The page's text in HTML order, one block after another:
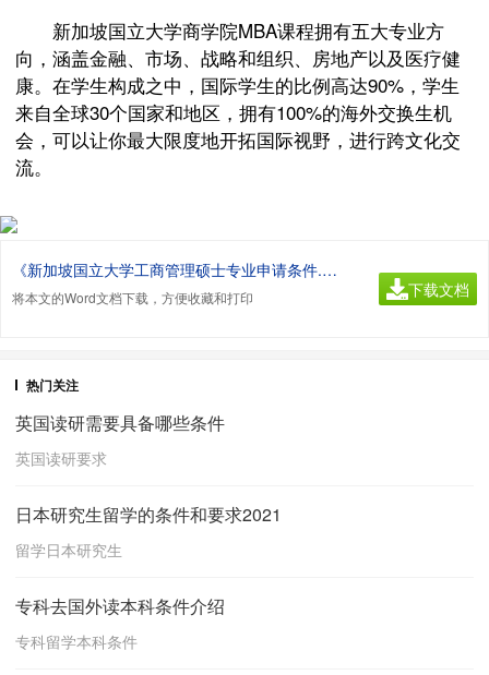
新加坡国立大学商学院MBA课程拥有五大专业方
向，涵盖金融、市场、战略和组织、房地产以及医疗健
康。在学生构成之中，国际学生的比例高达90%，学生
来自全球30个国家和地区，拥有100%的海外交换生机
会，可以让你最大限度地开拓国际视野，进行跨文化交
流。
《新加坡国立大学工商管理硕士专业申请条件.doc》
将本文的Word文档下载，方便收藏和打印 下载文档
热门关注
英国读研需要具备哪些条件
英国读研要求
日本研究生留学的条件和要求2021
留学日本研究生
专科去国外读本科条件介绍
专科留学本科条件